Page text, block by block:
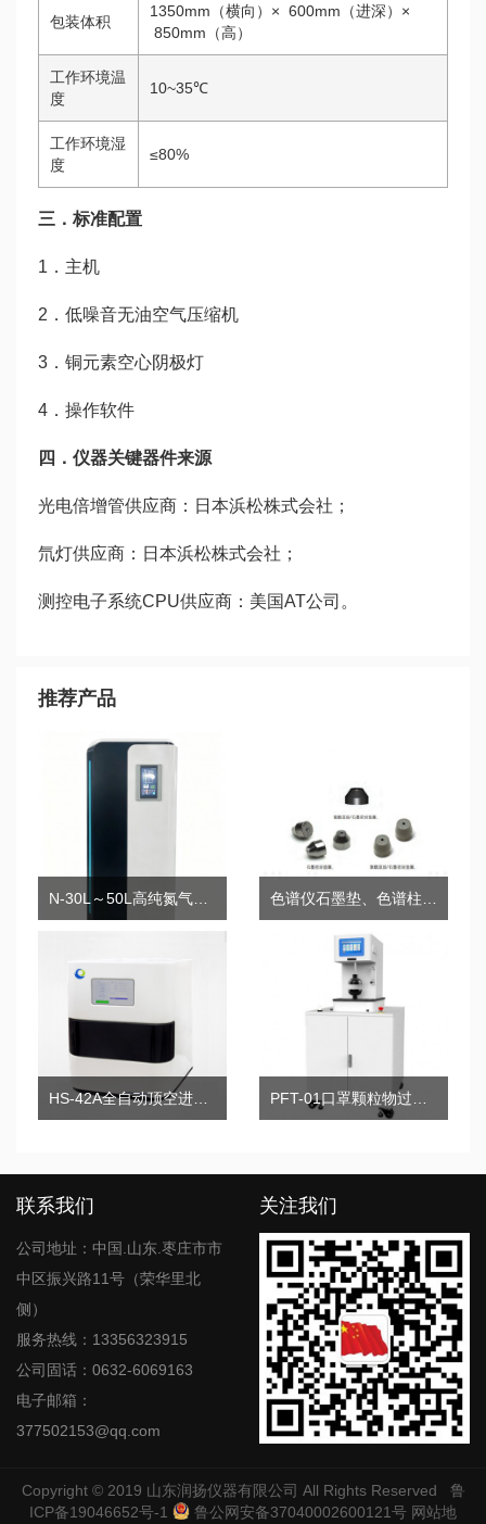
包装体积
1350mm（横向）× 600mm（进深）×
850mm（高）
工作环境温
度
10~35℃
工作环境湿
度
≤80%
三．标准配置
1．主机
2．低噪音无油空气压缩机
3．铜元素空心阴极灯
4．操作软件
四．仪器关键器件来源
光电倍增管供应商：日本浜松株式会社；
氘灯供应商：日本浜松株式会社；
测控电子系统CPU供应商：美国AT公司。
推荐产品
联系我们
公司地址：中国.山东.枣庄市市
中区振兴路11号（荣华里北
侧）
服务热线：13356323915
公司固话：0632-6069163
电子邮箱：
377502153@qq.com
关注我们
Copyright © 2019 山东润扬仪器有限公司 All Rights Reserved 鲁
ICP备19046652号-1
鲁公网安备37040002600121号 网站地